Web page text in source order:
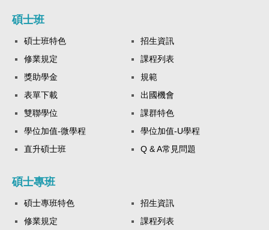
碩士班
碩士班特色
招生資訊
修業規定
課程列表
獎助學金
規範
表單下載
出國機會
雙聯學位
課群特色
學位加值-微學程
學位加值-U學程
直升碩士班
Q & A常見問題
碩士專班
碩士專班特色
招生資訊
修業規定
課程列表